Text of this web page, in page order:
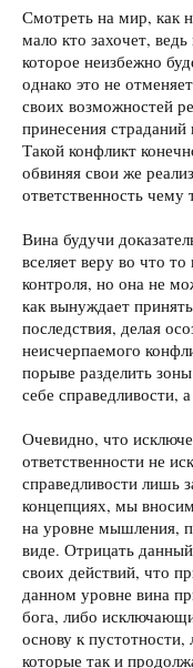
Смотреть на мир, как
мало кто захочет,
которое неизбежно
однако это не
своих возможностей
принесения
Такой конфликт
обвиняя свои же
ответственность чему
Вина будучи
вселяет веру во что
контроля, но она не
как вынуждает
последствия, делая
неисчерпаемого
порыве разделить
себе справедливости,
Очевидно, что
ответственности не
справедливости лишь
концепциях, мы
на уровне мышления,
виде. Отрицать
своих действий, что
данном уровне вина
бога, либо
основу к
которые так и